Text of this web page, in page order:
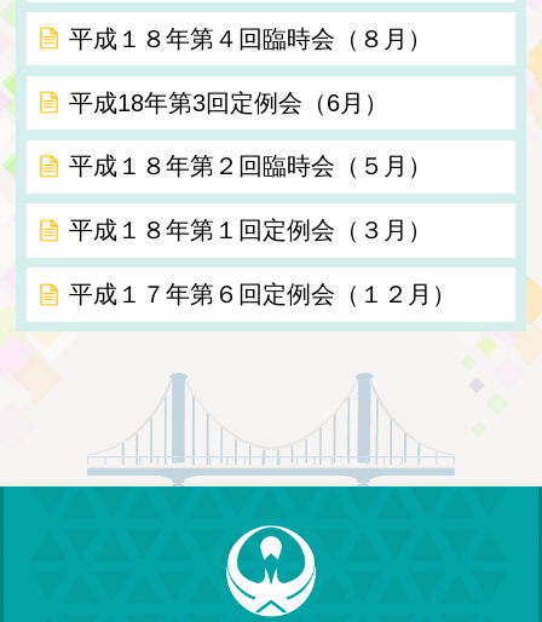
平成１８年第４回臨時会（８月）
平成18年第3回定例会（6月）
平成１８年第２回臨時会（５月）
平成１８年第１回定例会（３月）
平成１７年第６回定例会（１２月）